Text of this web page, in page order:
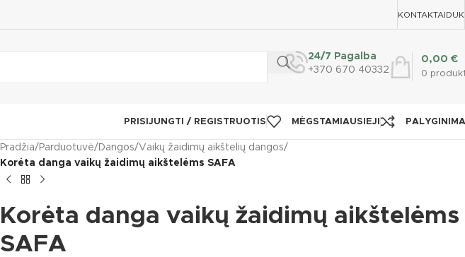
KONTAKTAIDUK
24/7 Pagalba
+370 670 40332
0
0,00 €
PRISIJUNGTI / REGISTRUOTIS MĖGSTAMIAUSIEJI
Pradžia/ Parduotuvė/ Dangos/Vaikų žaidimų aikštelių dangos/
Korėta danga vaikų žaidimų aikštelėms SAFA
Korėta danga vaikų žaidimų aikštelėms
SAFA